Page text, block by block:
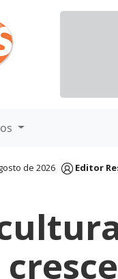
de 2026 Editor